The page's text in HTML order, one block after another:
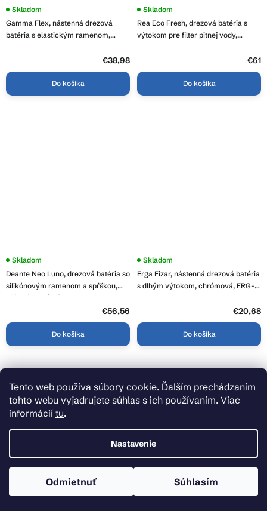
Tento web používa súbory cookie. Ďalším prechádzaním
tohto webu vyjadrujete súhlas s ich používaním. Viac
informácií tu.
Nastavenie
Odmietnuť Súhlasím
Gamma Flex, nástenná drezová
batéria s elastickým ramenom,
šedá-chrómová, GMA-BFXS-G
Skladom
€38,98
Do košíka
Rea Eco Fresh, drezová batéria s
výtokom pre filter pitnej vody,
brúsená oceľ, REA-B7563
Skladom
€61
Do košíka
Deante Neo Luno, drezová batéria so
silikónovým ramenom a spŕškou,
béžová-oceľová, DEA-BOC_5740
Skladom
€56,56
Do košíka
Erga Fizar, nástenná drezová batéria
s dlhým výtokom, chrómová, ERG-
Skladom
€20,68
Do košíka